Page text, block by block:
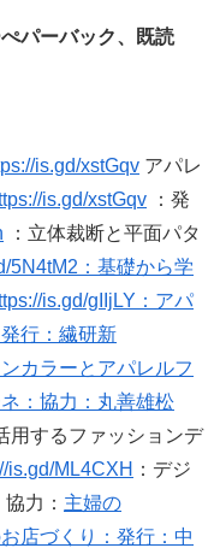
パーバック、既読
is.gd/xstGqv アパレ
is.gd/xstGqv ：発
：立体裁断と平面パタ
5N4tM2：基礎から学
is.gd/gIIjLY：アパ
行：繊研新
カラーとアパレルフ
：協力：丸善雄松
用するファッションデ
is.gd/ML4CXH ：デジ
力： 主婦の
店づくり：発行：中